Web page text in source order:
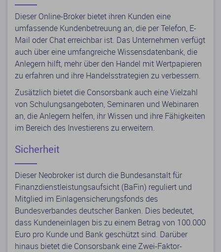
Dieser Online-Broker bietet ihren Kunden eine
umfassende Kundenbetreuung an, die per Telefon, E-
Mail oder Chat erreichbar ist. Das Unternehmen verfügt
auch über eine umfangreiche Wissensdatenbank, die
Anlegern hilft, mehr über den Handel mit Wertpapieren
zu erfahren und ihre Handelsstrategien zu verbessern.
Zusätzlich bietet die Consorsbank auch eine Vielzahl
von Schulungsangeboten, Seminaren und Webinaren
an, die Anlegern helfen, ihr Wissen und ihre Fähigkeiten
im Bereich des Investierens zu erweitern.
Sicherheit
Dieser Neobroker ist durch die Bundesanstalt für
Finanzdienstleistungsaufsicht (BaFin) reguliert und
Mitglied im Einlagensicherungsfonds des
Bundesverbandes deutscher Banken. Dies bedeutet,
dass Kundeneinlagen bis zu einem Betrag von 100.000
Euro pro Kunde und Bank geschützt sind. Darüber
hinaus bietet die Consorsbank eine Zwei-Faktor-